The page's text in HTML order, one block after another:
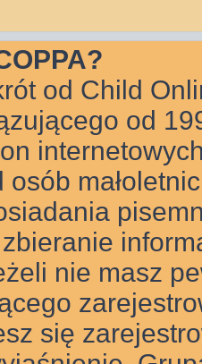
od Child
od
osób
nie masz
się